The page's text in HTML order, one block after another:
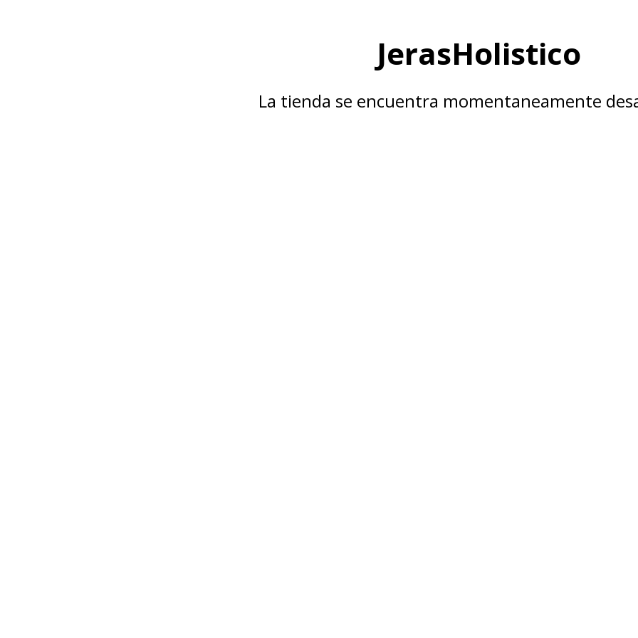
JerasHolistico
La tienda se encuentra momentaneamente